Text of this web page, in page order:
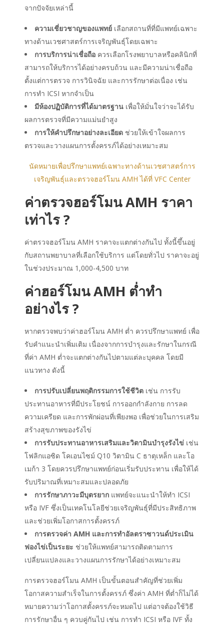
จากปัจจัยเหล่านี้
ความเชี่ยวชาญของแพทย์ เลือกสถานที่ที่มีแพทย์เฉพาะ
ทางด้านเวชศาสตร์การเจริญพันธุ์โดยเฉพาะ
การบริการน่าเชื่อถือ ควรเลือกโรงพยาบาลหรือคลินิกที่
สามารถให้บริการได้อย่างครบถ้วน และมีความน่าเชื่อถือ
ตั้งแต่การตรวจ การวินิจฉัย และการรักษาต่อเนื่อง เช่น
การทำ ICSI หากจำเป็น
มีห้องปฏิบัติการที่ได้มาตรฐาน เพื่อให้มั่นใจว่าจะได้รับ
ผลการตรวจที่มีความแม่นยำสูง
การให้คำปรึกษาอย่างละเอียด ช่วยให้เข้าใจผลการ
ตรวจและวางแผนการตั้งครรภ์ได้อย่างเหมาะสม
นัดหมายเพื่อปรึกษาแพทย์เฉพาะทางด้านเวชศาสตร์การ
เจริญพันธุ์และตรวจฮอร์โมน AMH ได้ที่ VFC Center
ค่าตรวจฮอร์โมน AMH ราคา
เท่าไร ?
ค่าตรวจฮอร์โมน AMH ราคาจะแตกต่างกันไป ทั้งนี้ขึ้นอยู่
กับสถานพยาบาลที่เลือกใช้บริการ แต่โดยทั่วไป ราคาจะอยู่
ในช่วงประมาณ 1,000-4,500 บาท
ค่าฮอร์โมน AMH ต่ำทำ
อย่างไร ?
หากตรวจพบว่าค่าฮอร์โมน AMH ต่ำ ควรปรึกษาแพทย์ เพื่อ
รับคำแนะนำเพิ่มเติม เนื่องจากการบำรุงและรักษาในกรณี
ที่ค่า AMH ต่ำจะแตกต่างกันไปตามแต่ละบุคคล โดยมี
แนวทาง ดังนี้
การปรับเปลี่ยนพฤติกรรมการใช้ชีวิต เช่น การรับ
ประทานอาหารที่มีประโยชน์ การออกกำลังกาย การลด
ความเครียด และการพักผ่อนที่เพียงพอ เพื่อช่วยในการเสริม
สร้างสุขภาพของรังไข่
การรับประทานอาหารเสริมและวิตามินบำรุงรังไข่ เช่น
โฟลิกแอซิด โคเอนไซม์ Q10 วิตามิน C ธาตุเหล็ก และโอ
เมก้า 3 โดยควรปรึกษาแพทย์ก่อนเริ่มรับประทาน เพื่อให้ได้
รับปริมาณที่เหมาะสมและปลอดภัย
การรักษาภาวะมีบุตรยาก แพทย์จะแนะนำให้ทำ ICSI
หรือ IVF ซึ่งเป็นเทคโนโลยีช่วยเจริญพันธุ์ที่มีประสิทธิภาพ
และช่วยเพิ่มโอกาสการตั้งครรภ์
การตรวจค่า AMH และการทำอัลตราซาวนด์ประเมิน
ฟองไข่เป็นระยะ ช่วยให้แพทย์สามารถติดตามการ
เปลี่ยนแปลงและวางแผนการรักษาได้อย่างเหมาะสม
การตรวจฮอร์โมน AMH เป็นขั้นตอนสำคัญที่ช่วยเพิ่ม
โอกาสความสำเร็จในการตั้งครรภ์ ซึ่งค่า AMH ที่ต่ำก็ไม่ได้
หมายความว่าโอกาสตั้งครรภ์จะหมดไป แต่อาจต้องใช้วิธี
การรักษาอื่น ๆ ควบคู่กันไป เช่น การทำ ICSI หรือ IVF ทั้ง